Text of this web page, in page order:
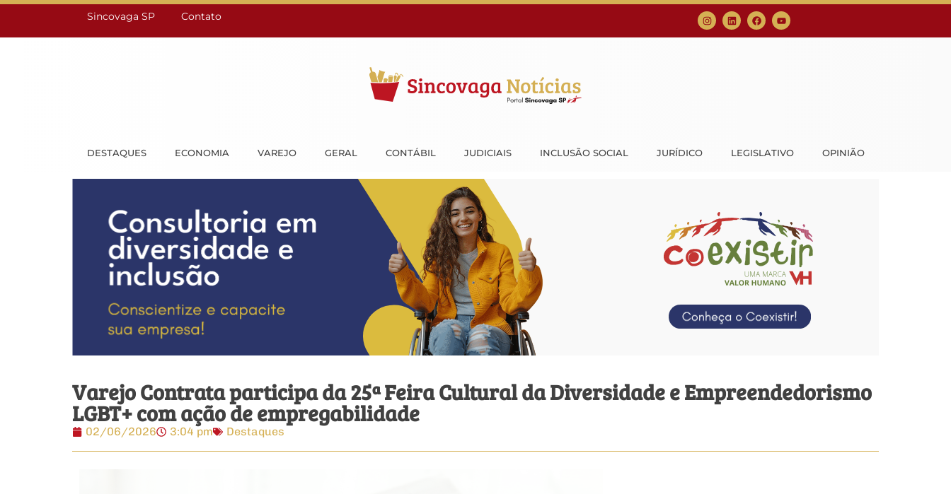
Sincovaga SP Contato
DESTAQUES ECONOMIA VAREJO GERAL CONTÁBIL JUDICIAIS INCLUSÃO SOCIAL JURÍDICO LEGISLATIVO OPINIÃO
Varejo Contrata participa da 25ª Feira Cultural da Diversidade e Empreendedorismo
LGBT+ com ação de empregabilidade
02/06/2026 3:04 pm Destaques